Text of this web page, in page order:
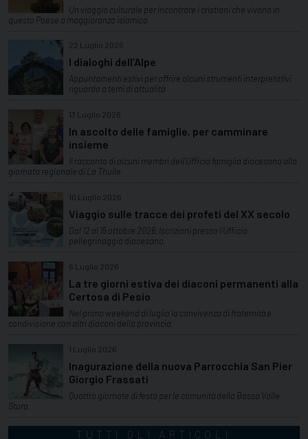
Un viaggio culturale per incontrare i cristiani che vivono in
questo Paese a maggioranza islamica
22 Luglio 2026
I dialoghi dell’Alpe
Appuntamenti estivi per offrire alcuni strumenti interpretativi
riguardo a temi di attualità
13 Luglio 2026
In ascolto delle famiglie, per camminare
insieme
Il racconto di alcuni membri dell'Ufficio famiglia diocesano alla
giornata regionale di La Thuile
10 Luglio 2026
Viaggio sulle tracce dei profeti del XX secolo
Dal 12 al 15 ottobre 2026. Iscrizioni presso l'Ufficio
pellegrinaggio diocesano.
6 Luglio 2026
La tre giorni estiva dei diaconi permanenti alla
Certosa di Pesio
Nel primo weekend di luglio la convivenza di fraternità e
condivisione con altri diaconi della provincia
1 Luglio 2026
Inagurazione della nuova Parrocchia San Pier
Giorgio Frassati
Quattro giornate di festa per le comunità della Bassa Valle
Stura
TUTTI GLI ARTICOLI